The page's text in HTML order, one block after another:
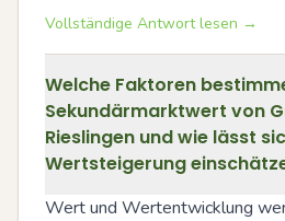
Vollständige Antwort lesen →
Welche Faktoren
Sekundärmarktwert von
Rieslingen und wie lässt
Wertsteigerung
Wert und Wertentwicklung